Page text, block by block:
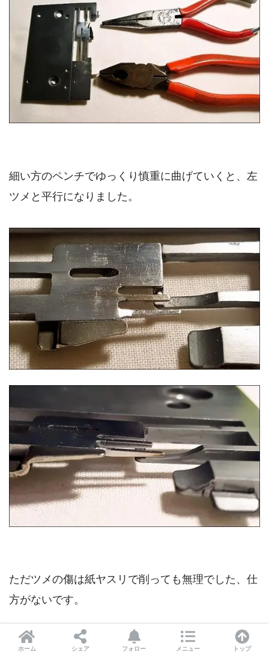
細い方のペンチでゆっくり慎重に曲げていくと、左
ツメと平行になりました。
ただツメの傷は紙ヤスリで削っても無理でした、仕
方がないです。
真っ直ぐなっただけでもマシです
ホーム シェア フォロー メニュー トップ